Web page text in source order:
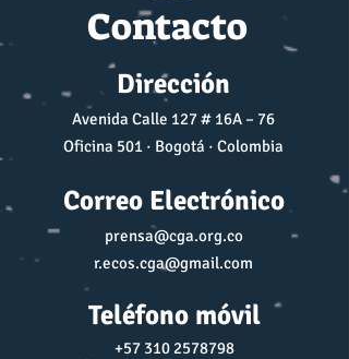
Contacto
Dirección
Avenida Calle 127 # 16A – 76
Oficina 501 · Bogotá · Colombia
Correo Electrónico
prensa@cga.org.co
r.ecos.cga@gmail.com
Teléfono móvil
+57 310 2578798